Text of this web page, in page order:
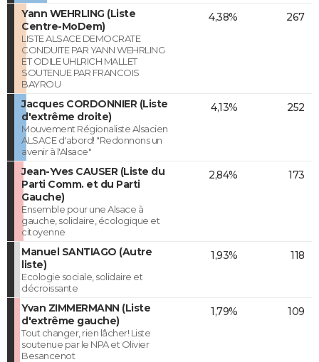
Yann WEHRLING (Liste
Centre-MoDem)
LISTE ALSACE DEMOCRATE
CONDUITE PAR YANN WEHRLING
ET ODILE UHLRICH MALLET
SOUTENUE PAR FRANCOIS
BAYROU
4,38% 267
Jacques CORDONNIER (Liste
d'extrême droite)
Mouvement Régionaliste Alsacien
ALSACE d'abord! "Redonnons un
avenir à l'Alsace"
4,13% 252
Jean-Yves CAUSER (Liste du
Parti Comm. et du Parti
Gauche)
Ensemble pour une Alsace à
gauche, solidaire, écologique et
citoyenne
2,84% 173
Manuel SANTIAGO (Autre
liste)
Ecologie sociale, solidaire et
décroissante
1,93% 118
Yvan ZIMMERMANN (Liste
d'extrême gauche)
Tout changer, rien lâcher! Liste
soutenue par le NPA et Olivier
Besancenot
1,79% 109